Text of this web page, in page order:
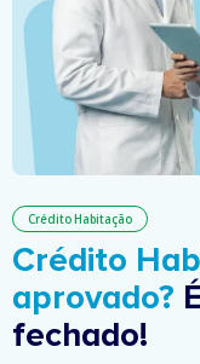
Crédito Habitação
Crédito
aprovado?
fechado!